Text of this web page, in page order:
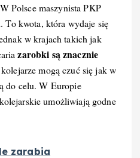
Polsce maszynista PKP
To kwota, która wydaje się
w krajach takich jak
zarobki są znacznie
mogą czuć się jak w
do celu. W Europie
umożliwiają godne
zarabia